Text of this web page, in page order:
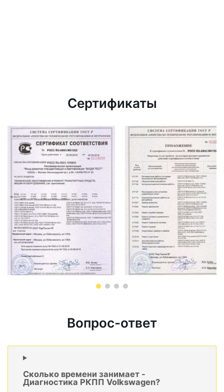
Сертификаты
Вопрос-ответ
Сколько времени занимает -
Диагностика РКПП Volkswagen?